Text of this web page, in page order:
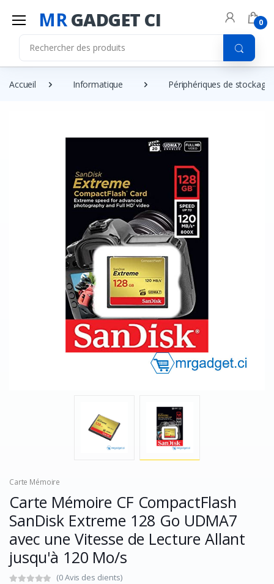
MRGADGET CI 0
Accueil Informatique Périphériques de stockage
Carte Mémoire
Carte Mémoire CF CompactFlash
SanDisk Extreme 128 Go UDMA7
avec une Vitesse de Lecture Allant
jusqu'à 120 Mo/s
(0 Avis des clients)